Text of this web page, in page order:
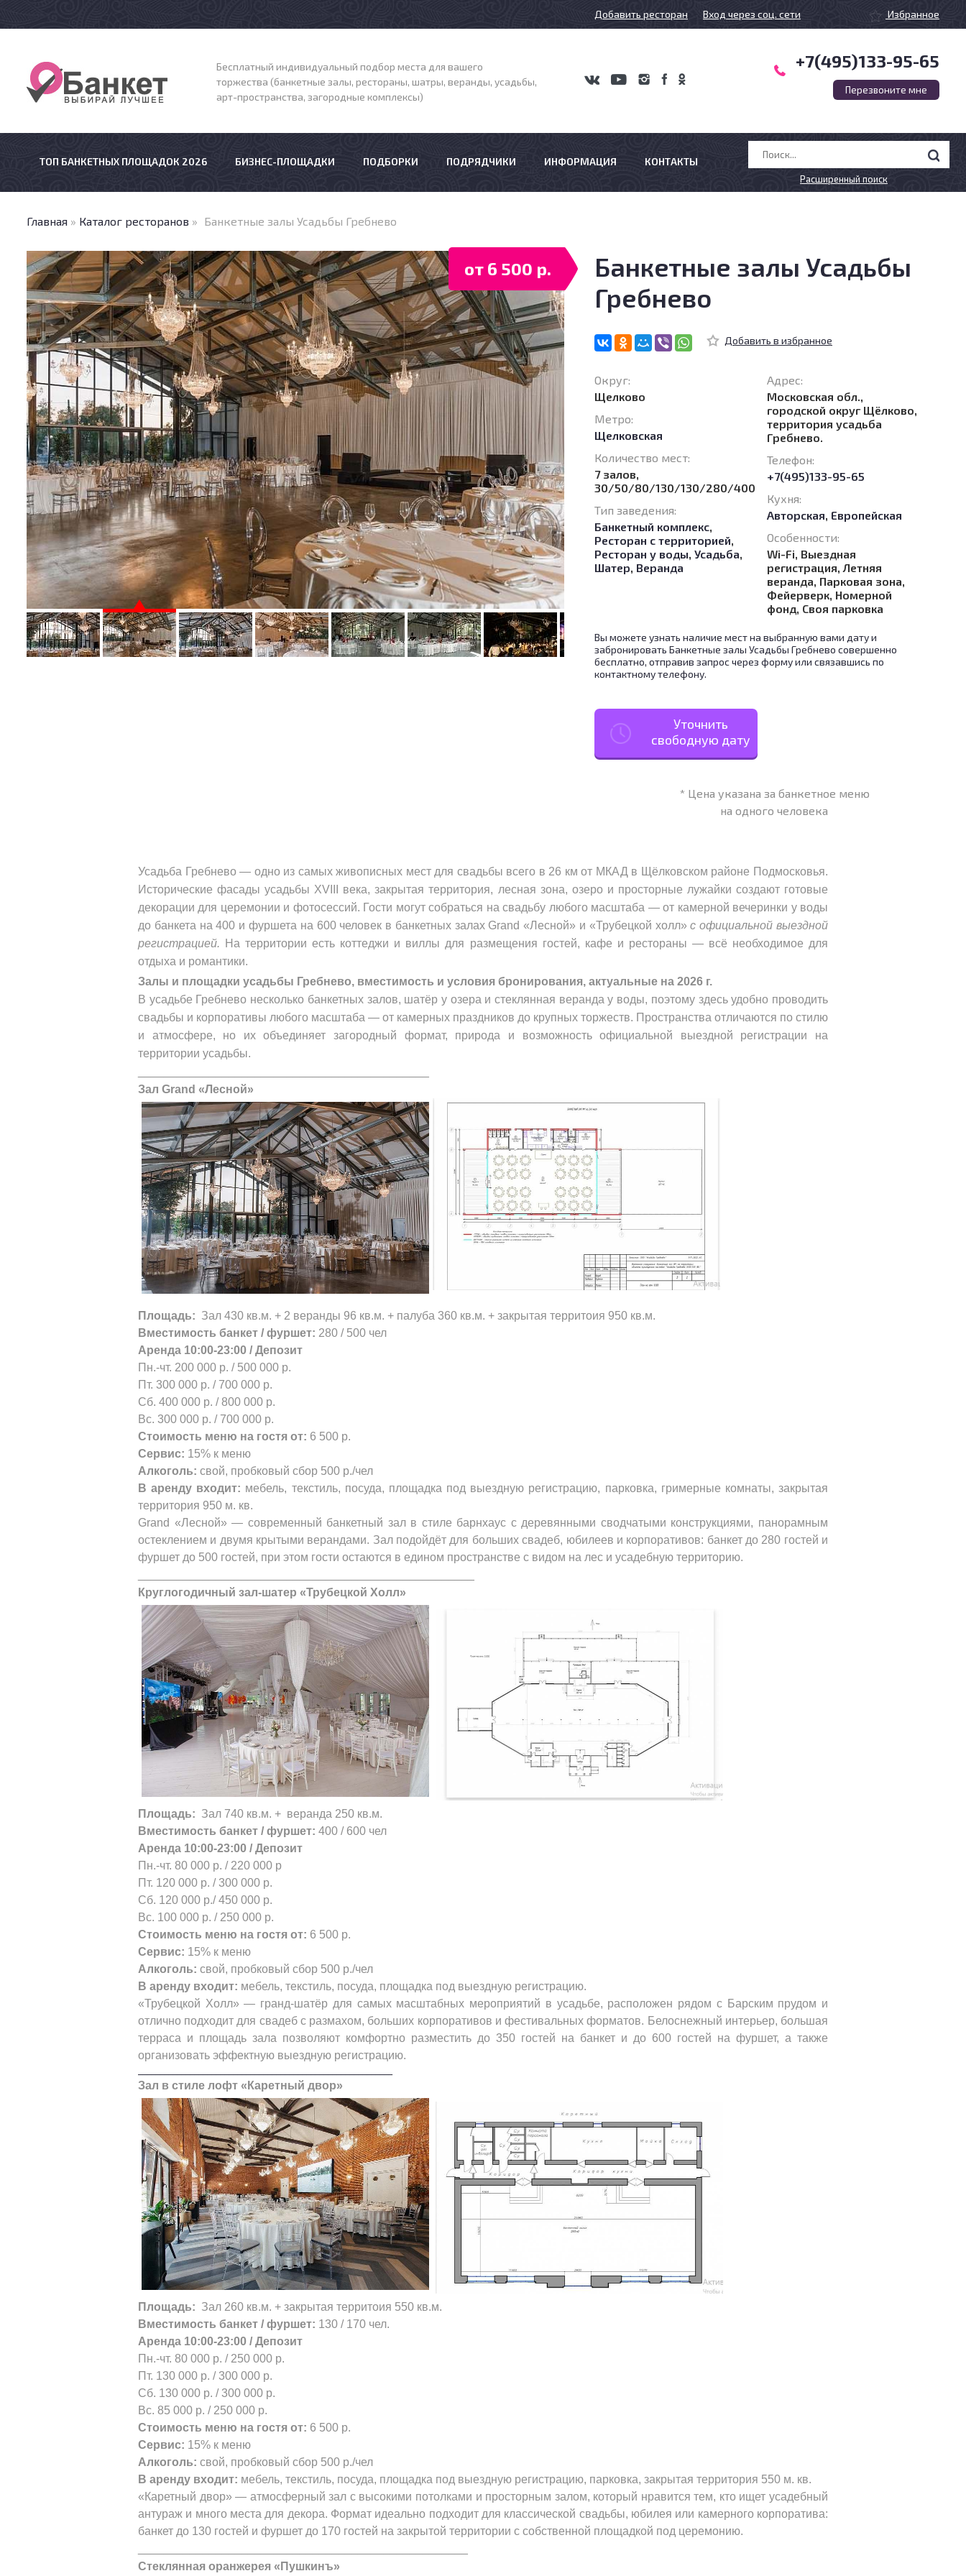
Добавить ресторан Вход через соц. сети Избранное
Бесплатный индивидуальный подбор места для вашего
торжества (банкетные залы, рестораны, шатры, веранды, усадьбы,
арт-пространства, загородные комплексы)
+7(495)133-95-65
Перезвоните мне
ТОП БАНКЕТНЫХ ПЛОЩАДОК 2026 БИЗНЕС-ПЛОЩАДКИ ПОДБОРКИ ПОДРЯДЧИКИ ИНФОРМАЦИЯ КОНТАКТЫ
Расширенный поиск
Главная » Каталог ресторанов » Банкетные залы Усадьбы Гребнево
от 6 500 р.
Банкетные залы Усадьбы
Гребнево
Округ:
Щелково
Метро:
Щелковская
Количество мест:
7 залов,
30/50/80/130/130/280/400
Тип заведения:
Банкетный комплекс,
Ресторан с территорией,
Ресторан у воды, Усадьба,
Шатер, Веранда
Адрес:
Московская обл.,
городской округ Щёлково,
территория усадьба
Гребнево.
Телефон:
+7(495)133-95-65
Кухня:
Авторская, Европейская
Особенности:
Wi-Fi, Выездная
регистрация, Летняя
веранда, Парковая зона,
Фейерверк, Номерной
фонд, Своя парковка
Вы можете узнать наличие мест на выбранную вами дату и
забронировать Банкетные залы Усадьбы Гребнево совершенно
бесплатно, отправив запрос через форму или связавшись по
контактному телефону.
Уточнить
свободную дату
* Цена указана за банкетное меню
на одного человека
Усадьба Гребнево — одно из самых живописных мест для свадьбы всего в 26 км от МКАД в Щёлковском районе Подмосковья.
Исторические фасады усадьбы XVIII века, закрытая территория, лесная зона, озеро и просторные лужайки создают готовые
декорации для церемонии и фотосессий. Гости могут собраться на свадьбу любого масштаба — от камерной вечеринки у воды
до банкета на 400 и фуршета на 600 человек в банкетных залах Grand «Лесной» и «Трубецкой холл»с официальной выездной
регистрацией. На территории есть коттеджи и виллы для размещения гостей, кафе и рестораны — всё необходимое для
отдыха и романтики.
Залы и площадки усадьбы Гребнево, вместимость и условия бронирования, актуальные на 2026 г.
В усадьбе Гребнево несколько банкетных залов, шатёр у озера и стеклянная веранда у воды, поэтому здесь удобно проводить
свадьбы и корпоративы любого масштаба — от камерных праздников до крупных торжеств. Пространства отличаются по стилю
и атмосфере, но их объединяет загородный формат, природа и возможность официальной выездной регистрации на
территории усадьбы.
Зал Grand «Лесной»
Площадь: Зал 430 кв.м. + 2 веранды 96 кв.м. + палуба 360 кв.м. + закрытая территоия 950 кв.м.
Вместимость банкет / фуршет: 280 / 500 чел
Аренда 10:00-23:00 / Депозит
Пн.-чт. 200 000 р. / 500 000 р.
Пт. 300 000 р. / 700 000 р.
Сб. 400 000 р. / 800 000 р.
Вс. 300 000 р. / 700 000 р.
Стоимость меню на гостя от: 6 500 р.
Сервис: 15% к меню
Алкоголь: свой, пробковый сбор 500 р./чел
В аренду входит: мебель, текстиль, посуда, площадка под выездную регистрацию, парковка, гримерные комнаты, закрытая
территория 950 м. кв.
Grand «Лесной» — современный банкетный зал в стиле барнхаус с деревянными сводчатыми конструкциями, панорамным
остеклением и двумя крытыми верандами. Зал подойдёт для больших свадеб, юбилеев и корпоративов: банкет до 280 гостей и
фуршет до 500 гостей, при этом гости остаются в едином пространстве с видом на лес и усадебную территорию.
Круглогодичный зал-шатер «Трубецкой Холл»
Площадь: Зал 740 кв.м. + веранда 250 кв.м.
Вместимость банкет / фуршет: 400 / 600 чел
Аренда 10:00-23:00 / Депозит
Пн.-чт. 80 000 р. / 220 000 р
Пт. 120 000 р. / 300 000 р.
Сб. 120 000 р./ 450 000 р.
Вс. 100 000 р. / 250 000 р.
Стоимость меню на гостя от: 6 500 р.
Сервис: 15% к меню
Алкоголь: свой, пробковый сбор 500 р./чел
В аренду входит: мебель, текстиль, посуда, площадка под выездную регистрацию.
«Трубецкой Холл» — гранд‑шатёр для самых масштабных мероприятий в усадьбе, расположен рядом с Барским прудом и
отлично подходит для свадеб с размахом, больших корпоративов и фестивальных форматов. Белоснежный интерьер, большая
терраса и площадь зала позволяют комфортно разместить до 350 гостей на банкет и до 600 гостей на фуршет, а также
организовать эффектную выездную регистрацию.
Зал в стиле лофт «Каретный двор»
Площадь: Зал 260 кв.м. + закрытая территоия 550 кв.м.
Вместимость банкет / фуршет: 130 / 170 чел.
Аренда 10:00-23:00 / Депозит
Пн.-чт. 80 000 р. / 250 000 р.
Пт. 130 000 р. / 300 000 р.
Сб. 130 000 р. / 300 000 р.
Вс. 85 000 р. / 250 000 р.
Стоимость меню на гостя от: 6 500 р.
Сервис: 15% к меню
Алкоголь: свой, пробковый сбор 500 р./чел
В аренду входит: мебель, текстиль, посуда, площадка под выездную регистрацию, парковка, закрытая территория 550 м. кв.
«Каретный двор» — атмосферный зал с высокими потолками и просторным залом, который нравится тем, кто ищет усадебный
антураж и много места для декора. Формат идеально подходит для классической свадьбы, юбилея или камерного корпоратива:
банкет до 130 гостей и фуршет до 170 гостей на закрытой территории с собственной площадкой под церемонию.
Стеклянная оранжерея «Пушкинъ»